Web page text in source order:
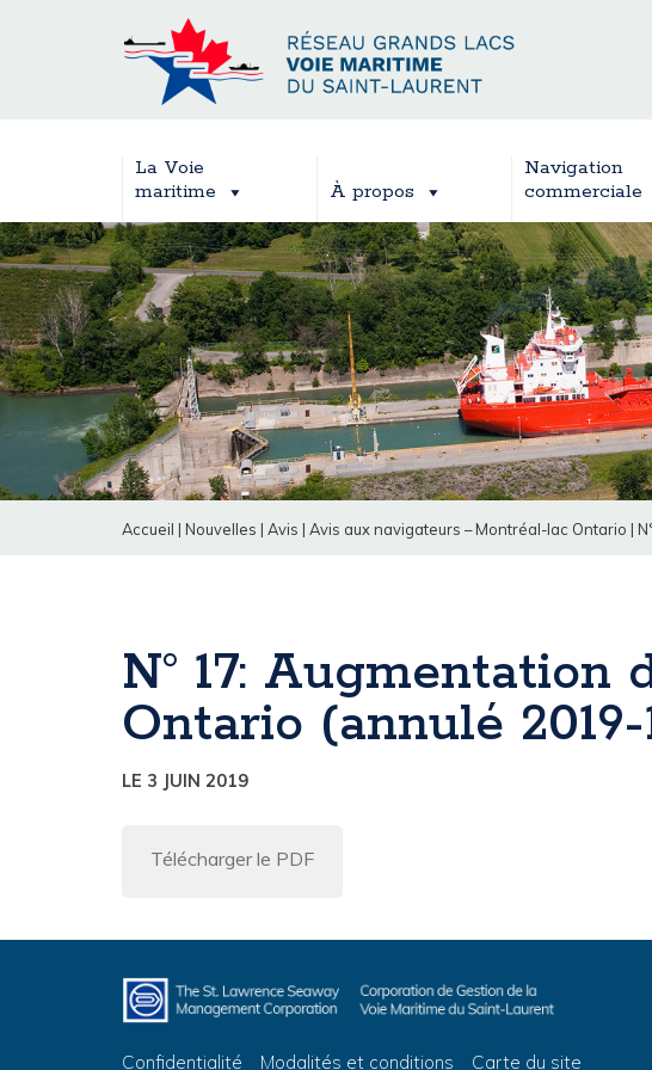
La Voie
maritime
À propos
Navigation
commerciale
Accueil | Nouvelles | Avis | Avis aux navigateurs – Montréal-lac Ontario |
N° 17:
Ontario (annulé
LE 3 JUIN 2019
Télécharger le PDF
Confidentialité Modalités et conditions Carte du site